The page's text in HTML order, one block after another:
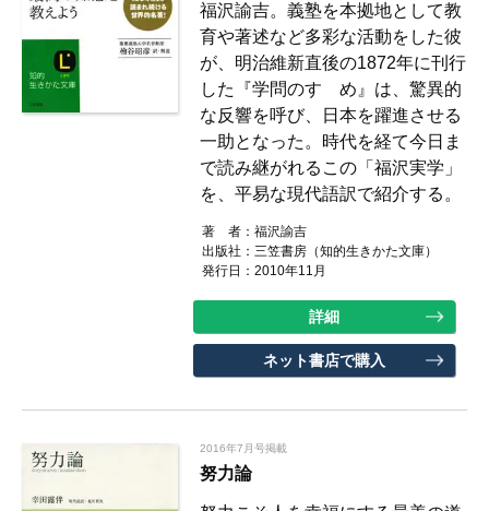
福沢諭吉。義塾を本拠地として教
育や著述など多彩な活動をした彼
が、明治維新直後の1872年に刊行
した『学問のすゝめ』は、驚異的
な反響を呼び、日本を躍進させる
一助となった。時代を経て今日ま
で読み継がれるこの「福沢実学」
を、平易な現代語訳で紹介する。
著 者： 福沢諭吉
出版社： 三笠書房（知的生きかた文庫）
発行日：2010年11月
詳細
ネット書店で購入
2016年7月号掲載
努力論